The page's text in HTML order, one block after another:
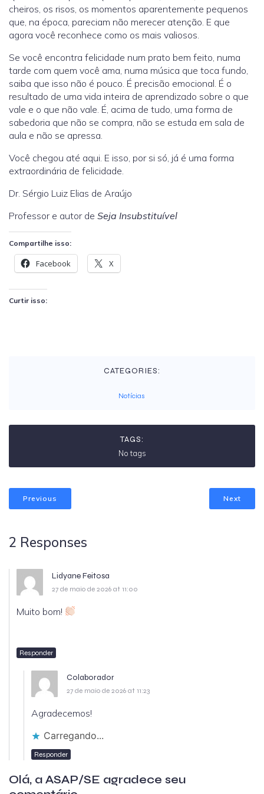
cheiros, os risos, os momentos aparentemente pequenos
que, na época, pareciam não merecer atenção. E que
agora você reconhece como os mais valiosos.
Se você encontra felicidade num prato bem feito, numa
tarde com quem você ama, numa música que toca fundo,
saiba que isso não é pouco. É precisão emocional. É o
resultado de uma vida inteira de aprendizado sobre o que
vale e o que não vale. É, acima de tudo, uma forma de
sabedoria que não se compra, não se estuda em sala de
aula e não se apressa.
Você chegou até aqui. E isso, por si só, já é uma forma
extraordinária de felicidade.
Dr. Sérgio Luiz Elias de Araújo
Professor e autor de Seja Insubstituível
Compartilhe isso:
Facebook X
Curtir isso:
CATEGORIES:
Notícias
TAGS:
No tags
Previous Next
2 Responses
Lidyane Feitosa
27 de maio de 2026 at 11:00
Muito bom!
Responder
Colaborador
27 de maio de 2026 at 11:23
Agradecemos!
Carregando...
Responder
Olá, a ASAP/SE agradece seu